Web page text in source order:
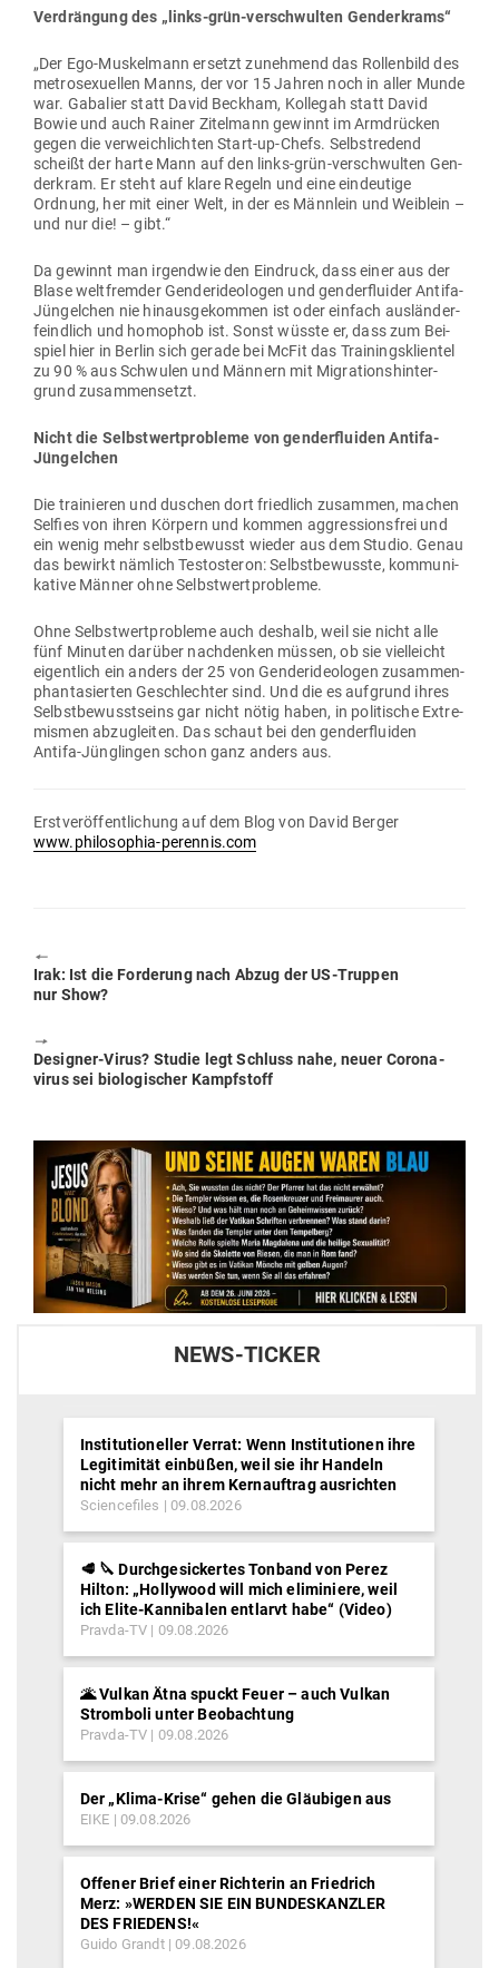
Ver­drängung des „links-grün-ver­schwulten Genderkrams“
„Der Ego-Mus­kelmann ersetzt zunehmend das Rol­lenbild des
metro­se­xu­ellen Manns, der vor 15 Jahren noch in aller Munde
war. Gabalier statt David Beckham, Kol­legah statt David
Bowie und auch Rainer Zitelmann gewinnt im Arm­drücken
gegen die ver­weich­lichten Start-up-Chefs. Selbst­redend
scheißt der harte Mann auf den links-grün-ver­schwulten Gen­
derkram. Er steht auf klare Regeln und eine ein­deutige
Ordnung, her mit einer Welt, in der es Männlein und Weiblein –
und nur die! – gibt.“
Da gewinnt man irgendwie den Ein­druck, dass einer aus der
Blase welt­fremder Gen­der­ideo­logen und gen­der­fluider Antifa-
Jün­gelchen nie hin­aus­ge­kommen ist oder einfach aus­län­der­
feindlich und homophob ist. Sonst wüsste er, dass zum Bei­
spiel hier in Berlin sich gerade bei McFit das Trai­nings­kli­entel
zu 90 % aus Schwulen und Männern mit Migra­ti­ons­hin­ter­
grund zusammensetzt.
Nicht die Selbst­wert­pro­bleme von gen­der­fluiden Antifa-
Jüngelchen
Die trai­nieren und duschen dort friedlich zusammen, machen
Selfies von ihren Körpern und kommen aggres­si­onsfrei und
ein wenig mehr selbst­be­wusst wieder aus dem Studio. Genau
das bewirkt nämlich Tes­to­steron: Selbst­be­wusste, kom­mu­ni­
kative Männer ohne Selbstwertprobleme.
Ohne Selbst­wert­pro­bleme auch deshalb, weil sie nicht alle
fünf Minuten darüber nach­denken müssen, ob sie viel­leicht
eigentlich ein anders der 25 von Gen­der­ideo­logen zusammen-
phan­ta­sierten Geschlechter sind. Und die es auf­grund ihres
Selbst­be­wusst­seins gar nicht nötig haben, in poli­tische Extre­
mismen abzu­gleiten. Das schaut bei den gen­der­fluiden
Antifa-Jüng­lingen schon ganz anders aus.
Erst­ver­öf­fent­li­chung auf dem Blog von David Berger
www.philosophia-perennis.com
🠔
Previous
post:
Irak: Ist die For­derung nach Abzug der US-Truppen
nur Show?
🠖
Next
post:
Designer-Virus? Studie legt Schluss nahe, neuer Coro­na­
virus sei bio­lo­gi­scher Kampfstoff
NEWS-TICKER
Institutioneller Verrat: Wenn Institutionen ihre
Legitimität einbüßen, weil sie ihr Handeln
nicht mehr an ihrem Kernauftrag ausrichten
Sciencefiles 09.08.2026
🥩 🔪 Durchgesickertes Tonband von Perez
Hilton: „Hollywood will mich eliminiere, weil
ich Elite-Kannibalen entlarvt habe“ (Video)
Pravda-TV 09.08.2026
🌋 Vulkan Ätna spuckt Feuer – auch Vulkan
Stromboli unter Beobachtung
Pravda-TV 09.08.2026
Der „Klima-Krise“ gehen die Gläubigen aus
EIKE 09.08.2026
Offener Brief einer Richterin an Friedrich
Merz: »WERDEN SIE EIN BUNDESKANZLER
DES FRIEDENS!«
Guido Grandt 09.08.2026